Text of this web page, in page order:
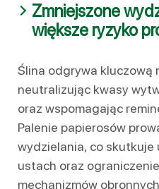
Zmniejszone
większe ryzyko
Ślina odgrywa kluczową
neutralizując kwasy
oraz wspomagając
Palenie papierosów
wydzielania, co skutkuje
ustach oraz
mechanizmów